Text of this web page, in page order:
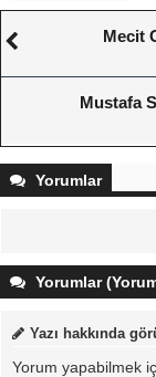
Mecit
Mustafa
Yorumlar
Yorumlar
Yazı hakkında
Yorum yapabilmek